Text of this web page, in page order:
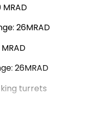
26MRAD
26MRAD
turrets